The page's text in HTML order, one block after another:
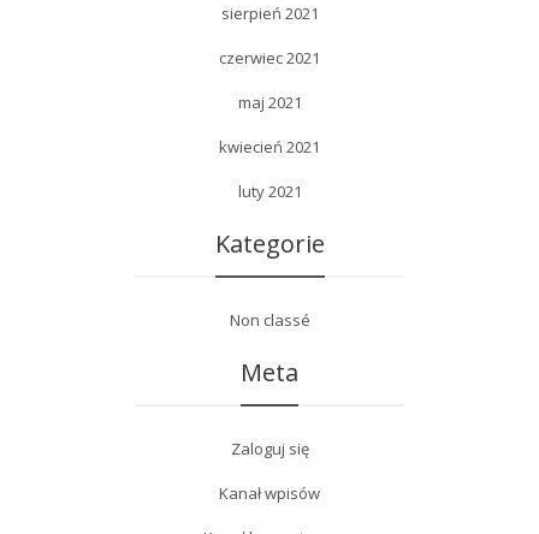
sierpień 2021
czerwiec 2021
maj 2021
kwiecień 2021
luty 2021
Kategorie
Non classé
Meta
Zaloguj się
Kanał wpisów